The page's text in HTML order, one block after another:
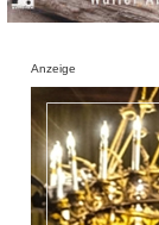
Anzeige